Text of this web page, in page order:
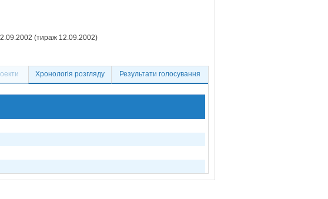
(тираж 12.09.2002)
Хронологія розгляду Результати голосування